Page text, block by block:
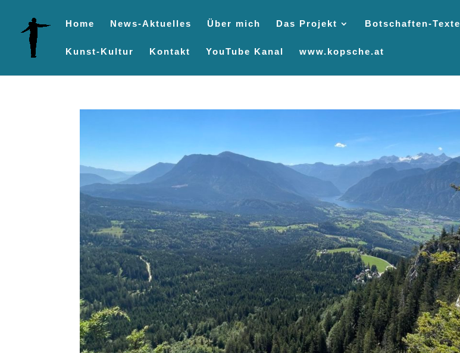
Home News-Aktuelles Über mich Das Projekt Botschaften-Texte
Kunst-Kultur Kontakt YouTube Kanal www.kopsche.at